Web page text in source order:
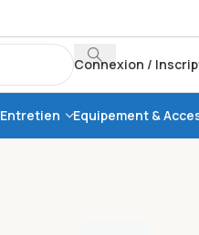
Connexion /
Entretien Equipement &